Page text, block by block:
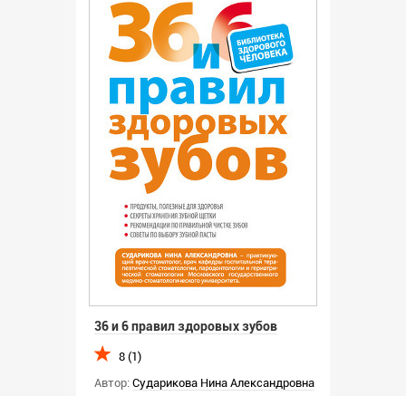
36 и 6 правил здоровых зубов
8 (1)
Автор: Сударикова Нина Александровна